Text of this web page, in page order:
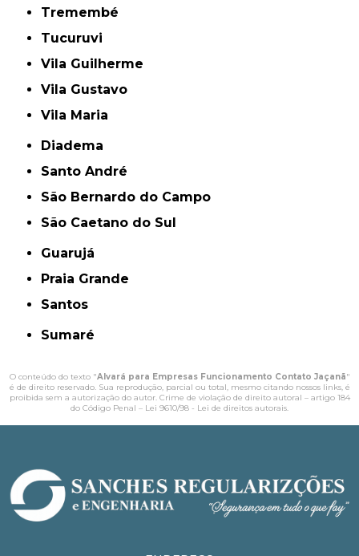
Tremembé
Tucuruvi
Vila Guilherme
Vila Gustavo
Vila Maria
Diadema
Santo André
São Bernardo do Campo
São Caetano do Sul
Guarujá
Praia Grande
Santos
Sumaré
O conteúdo do texto "Alvará para Empresas Funcionamento Contato Jaçanã"
é de direito reservado. Sua reprodução, parcial ou total, mesmo citando nossos links, é
proibida sem a autorização do autor. Crime de violação de direito autoral – artigo 184
do Código Penal – Lei 9610/98 - Lei de direitos autorais.